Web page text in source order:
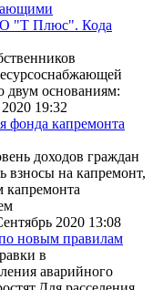
"Т Плюс". Кода
двум основаниям:
19:32
фонда капремонта
доходов граждан
взносы на капремонт,
капремонта
2020 13:08
новым правилам
в
аварийного